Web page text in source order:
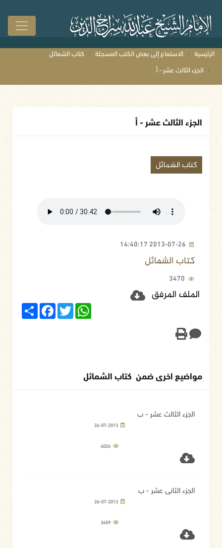
الرئيسية الاستماع إلى بعض الكتب المسجلة
كتاب الشمائل
الجزء الثالث عشر - أ
الجزء الثالث عشر - أ
كتاب الشمائل
2013-07-26 14:40:17
كتاب الشمائل
3470
الملف المرفق
Share
FacebookTwitter
WhatsApp
مواضيع اخرى ضمن كتاب الشمائل
الجزء الثالث عشر - ب
26-07-2013
4024
الجزء الثاني عشر - ب
26-07-2013
3459